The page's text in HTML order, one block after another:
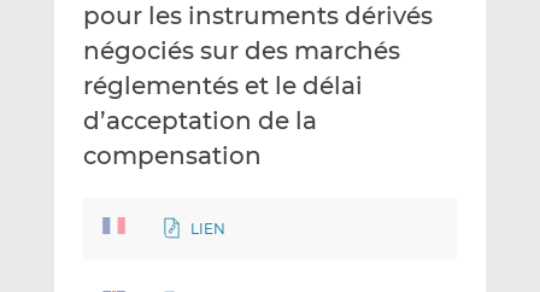
nk
pour les instruments dérivés
négociés sur des marchés
réglementés et le délai
d’acceptation de la
compensation
LIEN